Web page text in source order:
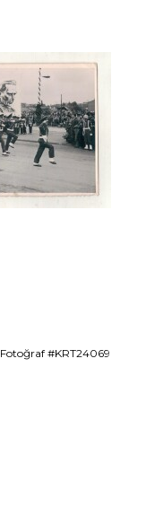
#KRT24069